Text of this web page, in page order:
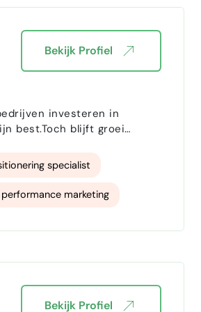
specialist
performance marketing
LinkedIn Ads
Bekijk Profiel
Bekijk Profiel